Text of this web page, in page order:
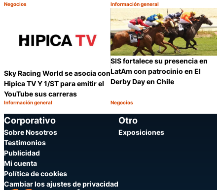
Categoría:
Negocios
Compartir
Categoría:
Información general
Sky Racing World se asocia con
Hipica TV Y 1/ST para emitir el
YouTube sus carreras
Categoría:
Información general
Compartir
SIS fortalece su presencia en
LatAm con patrocinio en El
Derby Day en Chile
Categoría:
Negocios
Corporativo
Sobre Nosotros
Testimonios
Publicidad
Mi cuenta
Política de cookies
Cambiar los ajustes de privacidad
Otro
Exposiciones